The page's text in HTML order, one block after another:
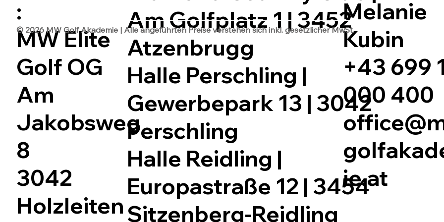
:
MW Elite
Golf OG
Am
Jakobsweg
8
3042
Holzleiten
Am Golfplatz 1 | 3452
Atzenbrugg
Halle Perschling |
Gewerbepark 13 | 3042
Perschling
Halle Reidling |
Europastraße 12 | 3454
Sitzenberg-Reidling
Melanie
Kubin
+43 699
000 400
ie.at
© 2026 MW Golf Akademie | Alle angeführten Preise verstehen sich inkl. gesetzlicher MwSt.